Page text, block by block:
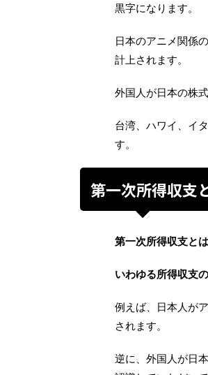
黒字になります。
日本のアニメ関係
計上されます。
外国人が日本の株
台湾、ハワイ、イ
す。
第一次所得収支
第一次所得収支と
いわゆる所得収支
例えば、日本人が
されます。
逆に、外国人が日